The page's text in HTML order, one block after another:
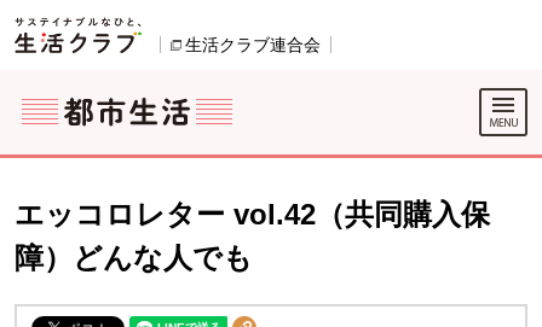
ページの先頭です。
生活クラブ連合会
ここからサイト内共通メニューです。
サイト内共通メニューをスキップする
サイト内共通メニューここまで。
エッコロレター vol.42（共同購入保
障）どんな人でも